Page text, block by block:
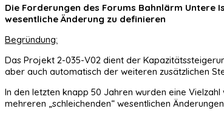
Die Forderungen des Forums Bahnlärm Untere
wesentliche Änderung zu definieren
Begründung:
Das Projekt 2-035-V02 dient der
aber auch automatisch der weiteren zusätzlichen
In den letzten knapp 50 Jahren wurden eine
mehreren „schleichenden“ wesentlichen